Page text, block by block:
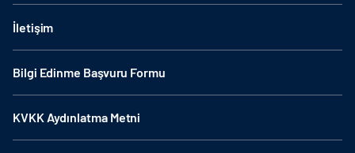
İletişim
Bilgi Edinme Başvuru Formu
KVKK Aydınlatma Metni